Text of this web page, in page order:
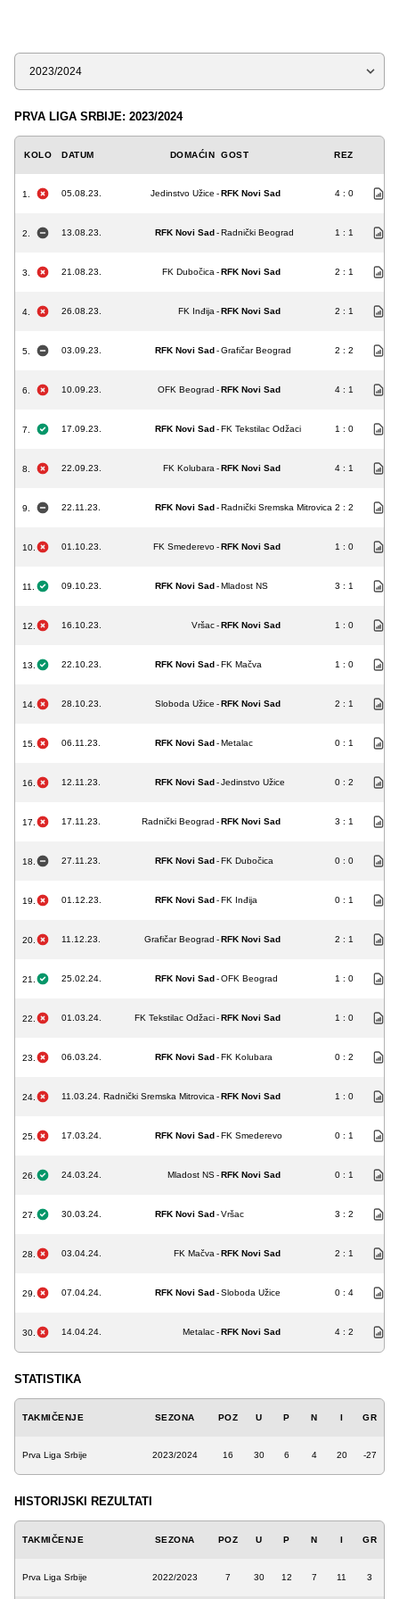
Sezona
PRVA LIGA SRBIJE: 2023/2024
KOLO DATUM DOMAĆIN GOST REZ
1. 05.08.23. Jedinstvo Užice -RFK Novi Sad 4 : 0
2. 13.08.23. RFK Novi Sad-Radnički Beograd 1 : 1
3. 21.08.23. FK Dubočica -RFK Novi Sad 2 : 1
4. 26.08.23. FK Inđija -RFK Novi Sad 2 : 1
5. 03.09.23. RFK Novi Sad-Grafičar Beograd 2 : 2
6. 10.09.23. OFK Beograd -RFK Novi Sad 4 : 1
7. 17.09.23. RFK Novi Sad-FK Tekstilac Odžaci 1 : 0
8. 22.09.23. FK Kolubara -RFK Novi Sad 4 : 1
9. 22.11.23. RFK Novi Sad-Radnički Sremska Mitrovica 2 : 2
10. 01.10.23. FK Smederevo-RFK Novi Sad 1 : 0
11. 09.10.23. RFK Novi Sad-Mladost NS 3 : 1
12. 16.10.23. Vršac-RFK Novi Sad 1 : 0
13. 22.10.23. RFK Novi Sad-FK Mačva 1 : 0
14. 28.10.23. Sloboda Užice -RFK Novi Sad 2 : 1
15. 06.11.23. RFK Novi Sad-Metalac 0 : 1
16. 12.11.23. RFK Novi Sad-Jedinstvo Užice 0 : 2
17. 17.11.23. Radnički Beograd -RFK Novi Sad 3 : 1
18. 27.11.23. RFK Novi Sad-FK Dubočica 0 : 0
19. 01.12.23. RFK Novi Sad-FK Inđija 0 : 1
20. 11.12.23. Grafičar Beograd -RFK Novi Sad 2 : 1
21. 25.02.24. RFK Novi Sad-OFK Beograd 1 : 0
22. 01.03.24. FK Tekstilac Odžaci-RFK Novi Sad 1 : 0
23. 06.03.24. RFK Novi Sad-FK Kolubara 0 : 2
24. 11.03.24. Radnički Sremska Mitrovica -RFK Novi Sad 1 : 0
25. 17.03.24. RFK Novi Sad-FK Smederevo 0 : 1
26. 24.03.24. Mladost NS-RFK Novi Sad 0 : 1
27. 30.03.24. RFK Novi Sad-Vršac 3 : 2
28. 03.04.24. FK Mačva -RFK Novi Sad 2 : 1
29. 07.04.24. RFK Novi Sad-Sloboda Užice 0 : 4
30. 14.04.24. Metalac-RFK Novi Sad 4 : 2
STATISTIKA
TAKMIČENJE SEZONA POZ U P N I GR
Prva Liga Srbije 2023/2024 16 30 6 4 20 -27
HISTORIJSKI REZULTATI
TAKMIČENJE SEZONA POZ U P N I GR
Prva Liga Srbije 2022/2023 7 30 12 7 11 3